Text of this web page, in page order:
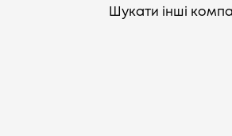
Шукати інші